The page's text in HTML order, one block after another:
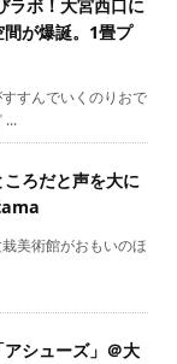
ラボ！大宮西口に
が爆誕。1畳プ
すんでいくのりおで
...
ろだと声を大に
美術館がおもいのほ
シューズ」＠大